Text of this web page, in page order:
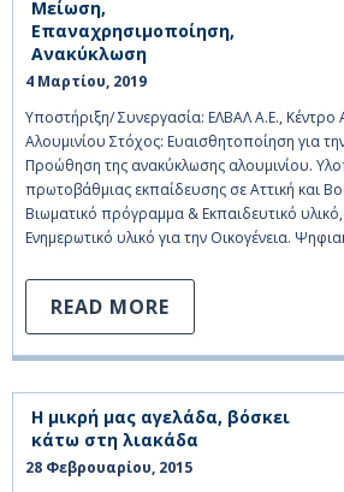
Μείωση,
Επαναχρησιμοποίηση,
Ανακύκλωση
4 Μαρτίου, 2019
Υποστήριξη/ Συνεργασία: ΕΛΒΑΛ Α.Ε., Κέντρο
Αλουμινίου Στόχος: Ευαισθητοποίηση για
Προώθηση της ανακύκλωσης αλουμινίου.
πρωτοβάθμιας εκπαίδευσης σε Αττική και
Βιωματικό πρόγραμμα & Εκπαιδευτικό
Ενημερωτικό υλικό για την Οικογένεια.
READ MORE
Η μικρή μας αγελάδα, βόσκει
κάτω στη λιακάδα
28 Φεβρουαρίου, 2015